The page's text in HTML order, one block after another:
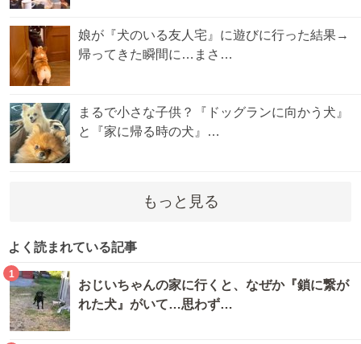
娘が『犬のいる友人宅』に遊びに行った結果→
帰ってきた瞬間に…まさ…
まるで小さな子供？『ドッグランに向かう犬』
と『家に帰る時の犬』…
もっと見る
よく読まれている記事
1
おじいちゃんの家に行くと、なぜか『鎖に繋が
れた犬』がいて…思わず…